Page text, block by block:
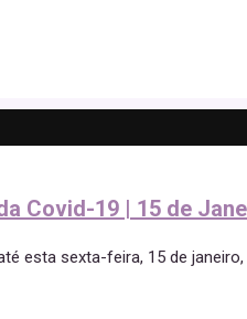
Covid-19 | 15 de
esta sexta-feira, 15 de